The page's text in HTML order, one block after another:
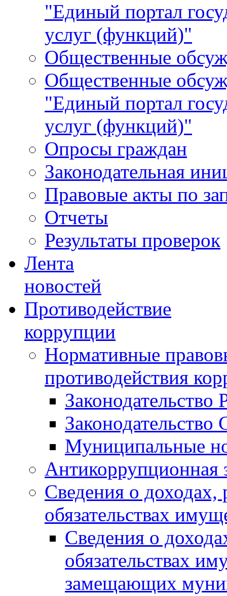
"Единый портал
услуг (функций)"
Общественные
Общественные
"Единый портал
услуг (функций)"
Опросы граждан
Законодательная
Правовые акты по
Отчеты
Результаты проверок
Лента
новостей
Противодействие
коррупции
Нормативные
противодействия
Законодательство
Муниципальные
Антикоррупционная
Сведения о доходах,
обязательствах
Сведения о
обязательствах
замещающих